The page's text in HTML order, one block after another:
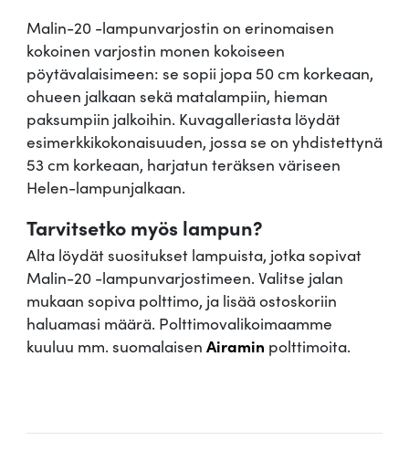
n
-
2
0
m
ä
ä
r
Malin-20 -lampunvarjostin on erinomaisen
kokoinen varjostin monen kokoiseen
pöytävalaisimeen: se sopii jopa 50 cm korkeaan,
ohueen jalkaan sekä matalampiin, hieman
paksumpiin jalkoihin. Kuvagalleriasta löydät
esimerkkikokonaisuuden, jossa se on yhdistettynä
53 cm korkeaan, harjatun teräksen väriseen
Helen-lampunjalkaan.
Tarvitsetko myös lampun?
Alta löydät suositukset lampuista, jotka sopivat
Malin-20 -lampunvarjostimeen. Valitse jalan
mukaan sopiva polttimo, ja lisää ostoskoriin
haluamasi määrä. Polttimovalikoimaamme
kuuluu mm. suomalaisen Airamin polttimoita.